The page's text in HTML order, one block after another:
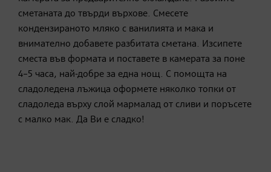
сметаната до твърди върхове. Смесете
кондензираното мляко с ванилията и мака и
внимателно добавете разбитата сметана. Изсипете
сместа във формата и поставете в камерата за поне
4–5 часа, най-добре за една нощ. С помощта на
сладоледена лъжица оформете няколко топки от
сладоледа върху слой мармалад от сливи и поръсете
с малко мак. Да Ви е сладко!